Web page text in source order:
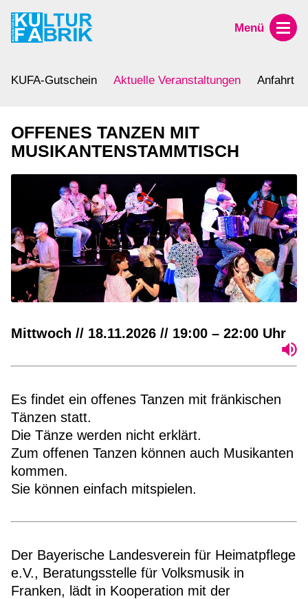
Menü
KUFA-Gutschein Aktuelle Veranstaltungen Anfahrt
OFFENES TANZEN MIT
MUSIKANTENSTAMMTISCH
Mittwoch // 18.11.2026 // 19:00 – 22:00 Uhr
Es findet ein offenes Tanzen mit fränkischen
Tänzen statt.
Die Tänze werden nicht erklärt.
Zum offenen Tanzen können auch Musikanten
kommen.
Sie können einfach mitspielen.
Der Bayerische Landesverein für Heimatpflege
e.V., Beratungsstelle für Volksmusik in
Franken, lädt in Kooperation mit der